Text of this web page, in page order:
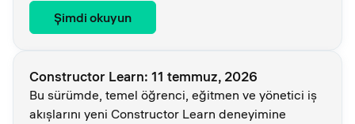
Şimdi okuyun
Constructor Learn: 11 temmuz, 2026
Bu sürümde, temel öğrenci, eğitmen ve yönetici iş
akışlarını yeni Constructor Learn deneyimine